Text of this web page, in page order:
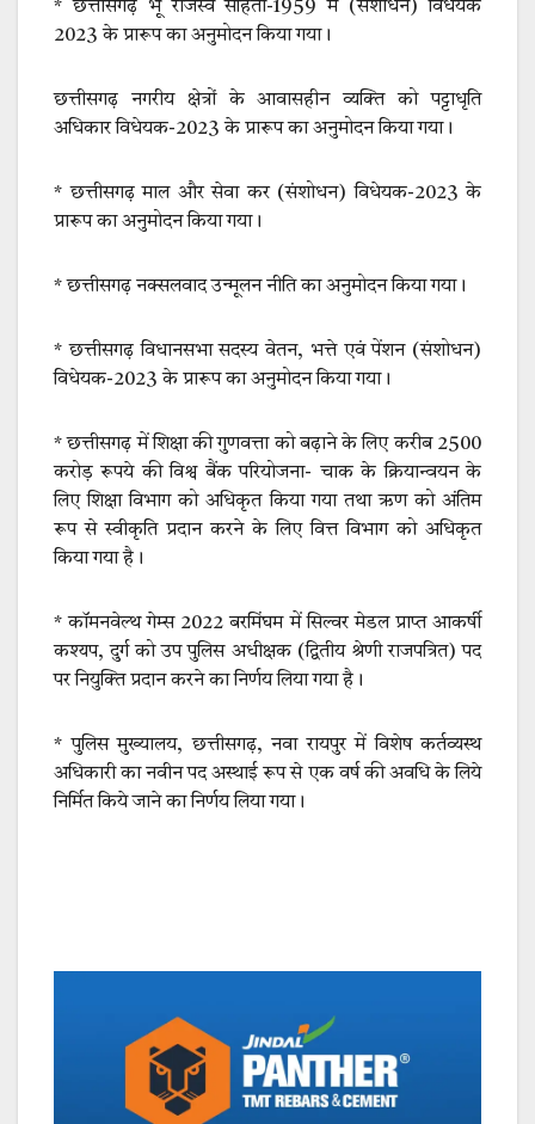
* छत्तीसगढ़ भू राजस्व संहिता-1959 में (संशोधन) विधेयक
2023 के प्रारूप का अनुमोदन किया गया।
छत्तीसगढ़ नगरीय क्षेत्रों के आवासहीन व्यक्ति को पट्टाधृति
अधिकार विधेयक-2023 के प्रारूप का अनुमोदन किया गया।
* छत्तीसगढ़ माल और सेवा कर (संशोधन) विधेयक-2023 के
प्रारूप का अनुमोदन किया गया।
* छत्तीसगढ़ नक्सलवाद उन्मूलन नीति का अनुमोदन किया गया।
* छत्तीसगढ़ विधानसभा सदस्य वेतन, भत्ते एवं पेंशन (संशोधन)
विधेयक-2023 के प्रारूप का अनुमोदन किया गया।
* छत्तीसगढ़ में शिक्षा की गुणवत्ता को बढ़ाने के लिए करीब 2500
करोड़ रूपये की विश्व बैंक परियोजना- चाक के क्रियान्वयन के
लिए शिक्षा विभाग को अधिकृत किया गया तथा ऋण को अंतिम
रूप से स्वीकृति प्रदान करने के लिए वित्त विभाग को अधिकृत
किया गया है।
* कॉमनवेल्थ गेम्स 2022 बरमिंघम में सिल्वर मेडल प्राप्त आकर्षी
कश्यप, दुर्ग को उप पुलिस अधीक्षक (द्वितीय श्रेणी राजपत्रित) पद
पर नियुक्ति प्रदान करने का निर्णय लिया गया है।
* पुलिस मुख्यालय, छत्तीसगढ़, नवा रायपुर में विशेष कर्तव्यस्थ
अधिकारी का नवीन पद अस्थाई रूप से एक वर्ष की अवधि के लिये
निर्मित किये जाने का निर्णय लिया गया।